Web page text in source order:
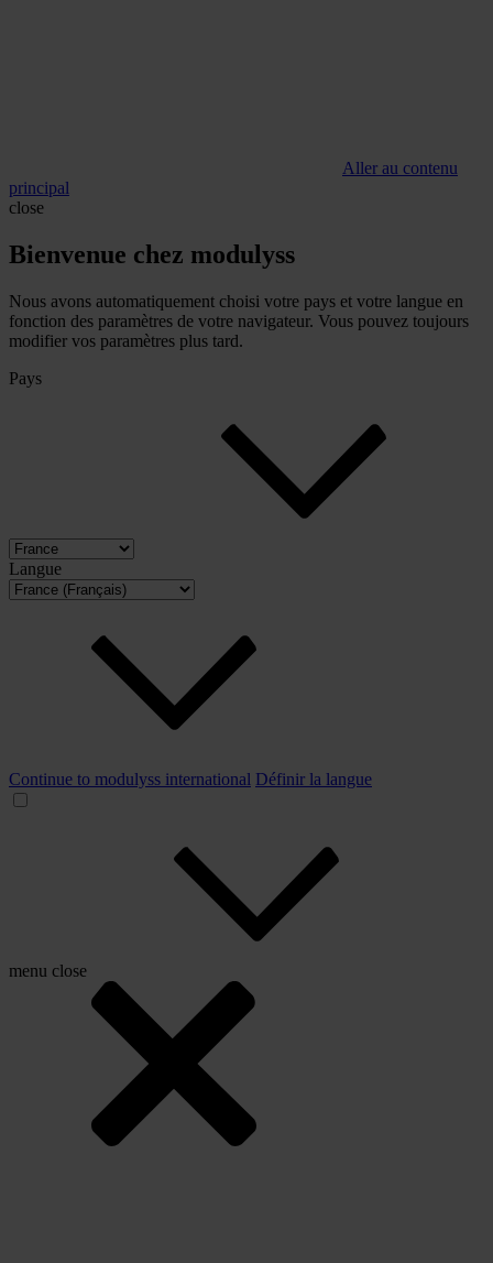
Aller au contenu
principal
close
Bienvenue chez modulyss
Nous avons automatiquement choisi votre pays et votre langue en
fonction des paramètres de votre navigateur. Vous pouvez toujours
modifier vos paramètres plus tard.
Pays
Langue
Continue to modulyss international Définir la langue
menu close